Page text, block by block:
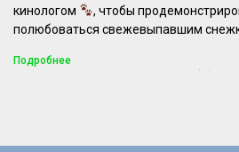
кинологом
, чтобы
полюбоваться свежевыпавшим
Подробнее